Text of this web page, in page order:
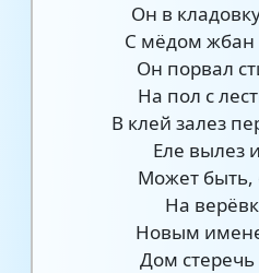
Он в
С мёдом жбан
Он порвал
На пол с
В клей залез
Еле вылез
Может быть,
На
Новым
Дом стеречь